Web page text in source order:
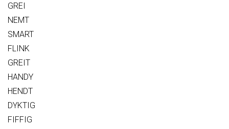
GREI
NEMT
SMART
FLINK
GREIT
HANDY
HENDT
DYKTIG
FIFFIG